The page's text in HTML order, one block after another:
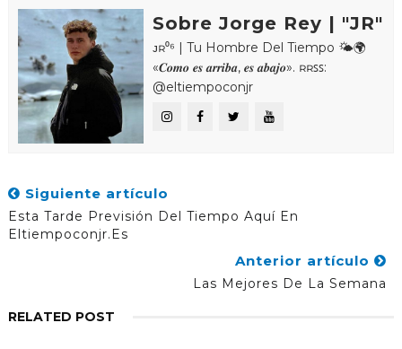
Sobre Jorge Rey | "JR"
ᴊʀ⁰⁶ | Tu Hombre Del Tiempo 🌤🌍
«𝑪𝒐𝒎𝒐 𝒆𝒔 𝒂𝒓𝒓𝒊𝒃𝒂, 𝒆𝒔 𝒂𝒃𝒂𝒋𝒐». ʀʀꜱꜱ:
@eltiempoconjr
Siguiente artículo
Esta Tarde Previsión Del Tiempo Aquí En
Eltiempoconjr.es
Anterior artículo
Las Mejores De La Semana
RELATED POST